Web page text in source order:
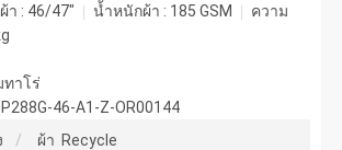
า : 46/47" น้ำหนักผ้า : 185 GSM
ความ
ทาโร่
46-A1-Z-OR00144
ผ้า Recycle